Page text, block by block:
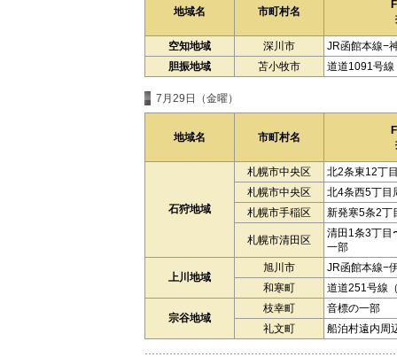
地域名 市町村名
空知地域 深川市
JR函館本線−
胆振地域
苫小牧市 道道1091号線
7月29日（金曜）
地域名 市町村名
石狩地域
札幌市中央区
北2条東12丁
札幌市中央区
北4条西5丁目
札幌市手稲区
新発寒5条2丁
札幌市清田区
清田1条3丁目
一部
上川地域
旭川市
JR函館本線−
和寒町
道道251号線
宗谷地域
枝幸町
音標の一部
礼文町
船泊村遠内周